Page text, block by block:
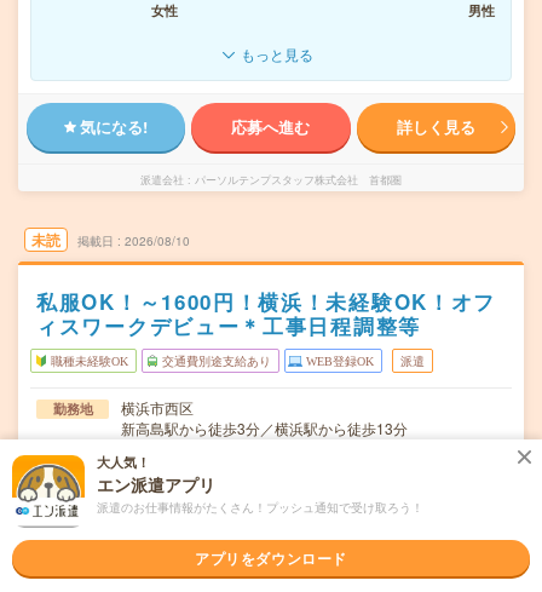
女性
男性
もっと見る
気になる! 応募へ進む 詳しく見る
派遣会社 パーソルテンプスタッフ株式会社 首都圏
未読 掲載日 2026/08/10
私服OK！～1600円！横浜！未経験OK！オフ
ィスワークデビュー＊工事日程調整等
職種未経験OK 交通費別途支給あり WEB登録OK 派遣
勤務地
横浜市西区
新高島駅から徒歩3分／横浜駅から徒歩13分
曜日頻度
月～金・土・日・祝(週5日) ※シフト制 ※週4-5日勤務
（土もしくは日曜日のいずれかは出勤いただける方を募集
♪）
09:45～19:00(実働8時間 休憩1時間15分)
大人気！
エン派遣アプリ
派遣のお仕事情報がたくさん！プッシュ通知で受け取ろう！
アプリをダウンロード